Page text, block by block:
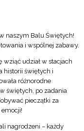
naszym Balu Świętych!
i wspólnej zabawy.
udział w stacjach
historii świętych i
różnorodne
świętych, po zadania
pieczątki za
emocji!
nagrodzeni – każdy